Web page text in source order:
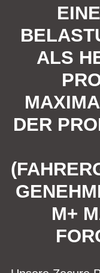
ALS
DER
M+